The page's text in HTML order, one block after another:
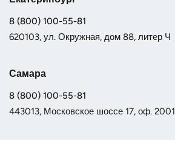
8 (800) 100-55-81
620103, ул. Окружная, дом 88, литер Ч
Самара
8 (800) 100-55-81
443013, Московское шоссе 17, оф. 2001